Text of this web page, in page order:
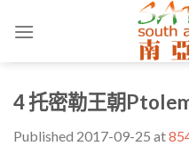
4 托密勒王朝
Published 2017-09-25 at